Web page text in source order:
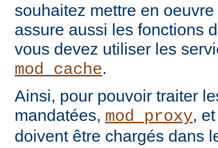
souhaitez mettre en
assure aussi les fonctions
vous devez utiliser les
mod_cache.
Ainsi, pour pouvoir traiter
mandatées, mod_proxy,
doivent être chargés dans